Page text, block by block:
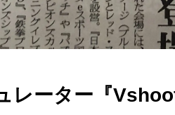
レーター『